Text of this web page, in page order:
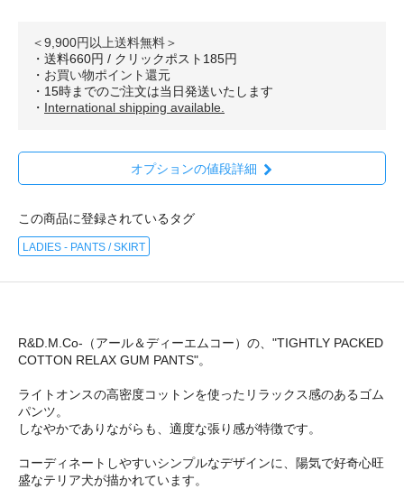
＜9,900円以上送料無料＞
・送料660円 / クリックポスト185円
・ お買い物ポイント還元
・15時までのご注文は当日発送いたします
・ International shipping available.
オプションの値段詳細
この商品に登録されているタグ
LADIES - PANTS / SKIRT
R&D.M.Co-（アール＆ディーエムコー）の、"TIGHTLY PACKED
COTTON RELAX GUM PANTS"。
ライトオンスの高密度コットンを使ったリラックス感のあるゴム
パンツ。
しなやかでありながらも、適度な張り感が特徴です。
コーディネートしやすいシンプルなデザインに、陽気で好奇心旺
盛なテリア犬が描かれています。